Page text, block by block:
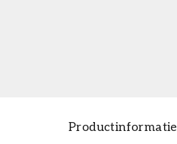
Productinformatie